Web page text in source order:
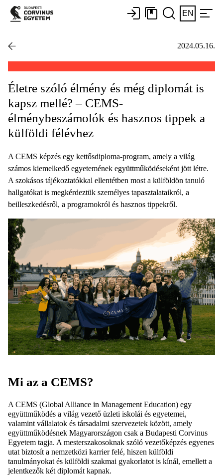
EN
2024.05.16.
Életre szóló élmény és még diplomát is
kapsz mellé? – CEMS-
élménybeszámolók és hasznos tippek a
külföldi félévhez
A CEMS képzés egy kettősdiploma-program, amely a világ
számos kiemelkedő egyetemének együttműködéseként jött létre.
A szokásos tájékoztatókkal ellentétben most a külföldön tanuló
hallgatókat is megkérdeztük személyes tapasztalataikról, a
beilleszkedésről, a programokról és hasznos tippekről.
Mi az a CEMS?
A CEMS (Global Alliance in Management Education) egy
együttműködés a világ vezető üzleti iskolái és egyetemei,
valamint vállalatok és társadalmi szervezetek között, amely
együttműködésnek Magyarországon csak a Budapesti Corvinus
Egyetem tagja. A mesterszakosoknak szóló vezetőképzés egyenes
utat biztosít a nemzetközi karrier felé, hiszen külföldi
tanulmányokat és külföldi szakmai gyakorlatot is kínál, emellett a
jelentkezők két diplomát kapnak.